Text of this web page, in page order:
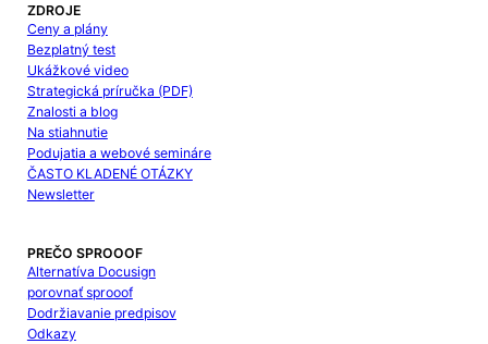
ZDROJE
Ceny a plány
Bezplatný test
Ukážkové video
Strategická príručka (PDF)
Znalosti a blog
Na stiahnutie
Podujatia a webové semináre
ČASTO KLADENÉ OTÁZKY
Newsletter
PREČO SPROOOF
Alternatíva Docusign
porovnať sprooof
Dodržiavanie predpisov
Odkazy